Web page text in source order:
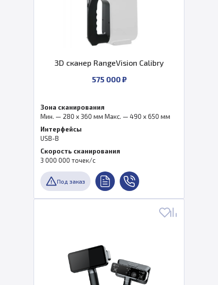
3D сканер RangeVision Calibry
575 000 ₽
Зона сканирования
Мин. — 280 x 360 мм Макс. — 490 х 650 мм
Интерфейсы
USB-B
Скорость сканирования
3 000 000 точек/с
Под заказ